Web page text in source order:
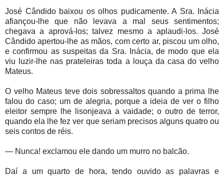
José Cândido baixou os olhos pudicamente. A Sra. Inácia
afiançou-lhe que não levava a mal seus sentimentos;
chegava a aprová-los; talvez mesmo a aplaudi-los. José
Cândido apertou-lhe as mãos, com certo ar, piscou um olho,
e confirmou as suspeitas da Sra. Inácia, de modo que ela
viu luzir-lhe nas prateleiras toda a louça da casa do velho
Mateus.
O velho Mateus teve dois sobressaltos quando a prima lhe
falou do caso; um de alegria, porque a ideia de ver o filho
eleitor sempre lhe lisonjeava a vaidade; o outro de terror,
quando ela lhe fez ver que seriam precisos alguns quatro ou
seis contos de réis.
— Nunca! exclamou ele dando um murro no balcão.
Daí a um quarto de hora, tendo ouvido as palavras e